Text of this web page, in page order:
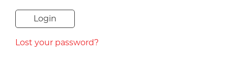
NAVNE
HISTORIE
Lost your password?